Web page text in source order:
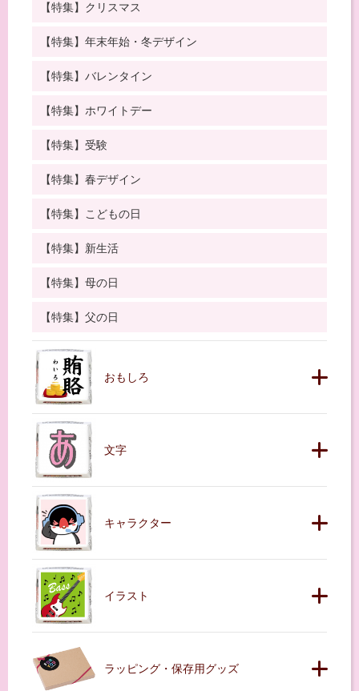
【特集】クリスマス
【特集】年末年始・冬デザイン
【特集】バレンタイン
【特集】ホワイトデー
【特集】受験
【特集】春デザイン
【特集】こどもの日
【特集】新生活
【特集】母の日
【特集】父の日
おもしろ
文字
キャラクター
イラスト
ラッピング・保存用グッズ